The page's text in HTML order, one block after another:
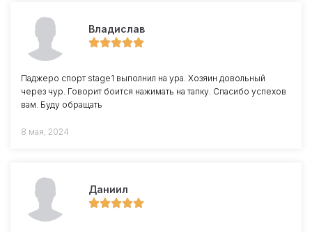
Владислав
Паджеро спорт stage1 выполнил на ура. Хозяин довольный
через чур. Говорит боится нажимать на тапку. Спасибо успехов
вам. Буду обращать
8 мая, 2024
Даниил